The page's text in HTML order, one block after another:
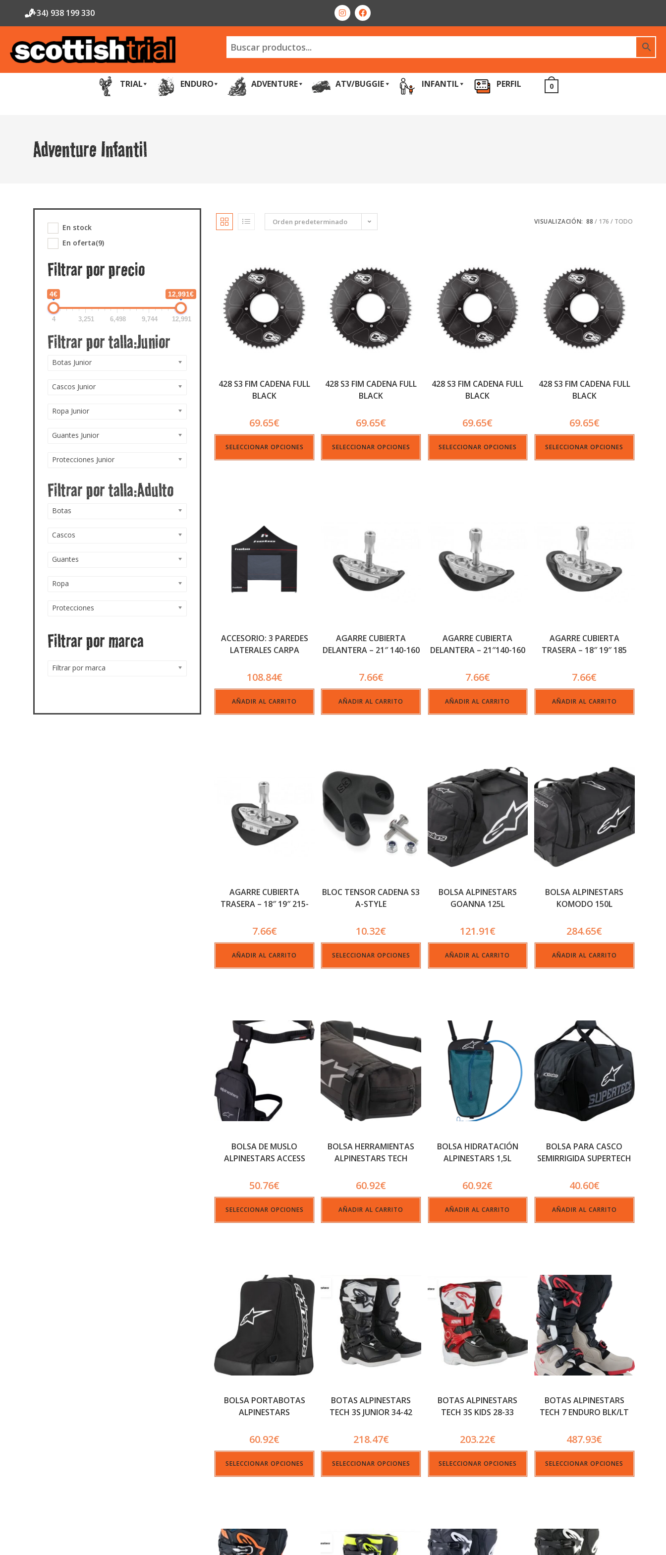
(+34) 938 199 330
TRIAL ENDURO ADVENTURE ATV/BUGGIE INFANTIL PERFIL 0
Adventure Infantil
Orden predeterminado VISUALIZACIÓN: 88 176 TODO
428 S3 FIM CADENA FULL
BLACK
69.65€
SELECCIONAR OPCIONES
428 S3 FIM CADENA FULL
BLACK
69.65€
SELECCIONAR OPCIONES
428 S3 FIM CADENA FULL
BLACK
69.65€
SELECCIONAR OPCIONES
428 S3 FIM CADENA FULL
BLACK
69.65€
SELECCIONAR OPCIONES
ACCESORIO: 3 PAREDES
LATERALES CARPA
108.84€
AÑADIR AL CARRITO
AGARRE CUBIERTA
DELANTERA – 21″ 140-160
7.66€
AÑADIR AL CARRITO
AGARRE CUBIERTA
DELANTERA – 21″140-160
7.66€
AÑADIR AL CARRITO
AGARRE CUBIERTA
TRASERA – 18″ 19″ 185
7.66€
AÑADIR AL CARRITO
AGARRE CUBIERTA
TRASERA – 18″ 19″ 215-
7.66€
AÑADIR AL CARRITO
BLOC TENSOR CADENA S3
A-STYLE
10.32€
SELECCIONAR OPCIONES
BOLSA ALPINESTARS
GOANNA 125L
121.91€
AÑADIR AL CARRITO
BOLSA ALPINESTARS
KOMODO 150L
284.65€
AÑADIR AL CARRITO
BOLSA DE MUSLO
ALPINESTARS ACCESS
50.76€
SELECCIONAR OPCIONES
BOLSA HERRAMIENTAS
ALPINESTARS TECH
60.92€
AÑADIR AL CARRITO
BOLSA HIDRATACIÓN
ALPINESTARS 1,5L
60.92€
AÑADIR AL CARRITO
BOLSA PARA CASCO
SEMIRRIGIDA SUPERTECH
40.60€
AÑADIR AL CARRITO
BOLSA PORTABOTAS
ALPINESTARS
60.92€
SELECCIONAR OPCIONES
BOTAS ALPINESTARS
TECH 3S JUNIOR 34-42
218.47€
SELECCIONAR OPCIONES
BOTAS ALPINESTARS
TECH 3S KIDS 28-33
203.22€
SELECCIONAR OPCIONES
BOTAS ALPINESTARS
TECH 7 ENDURO BLK/LT
487.93€
SELECCIONAR OPCIONES
En stock
En oferta(9)
Filtrar por precio
4€ 12,991€
4 3,251 6,498 9,744 12,991
Botas Junior
Cascos Junior
Ropa Junior
Guantes Junior
Protecciones Junior
Botas
Cascos
Guantes
Ropa
Protecciones
Filtrar por marca
Filtrar por marca